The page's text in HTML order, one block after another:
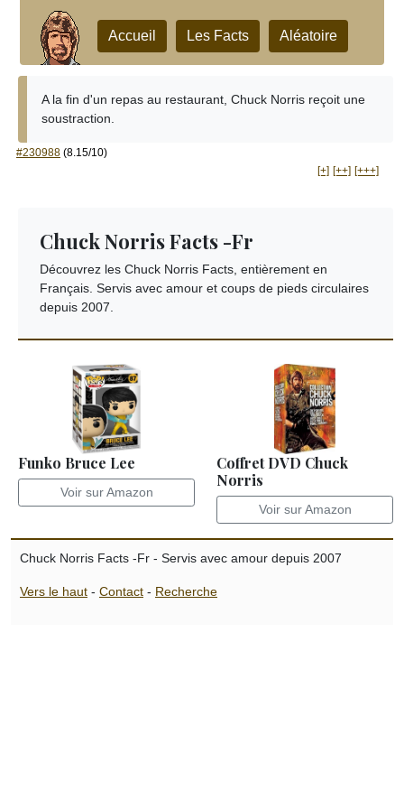
Accueil Les Facts Aléatoire
A la fin d'un repas au restaurant, Chuck Norris reçoit une
soustraction.
#230988 (8.15/10)
[+] [++] [+++]
Chuck Norris Facts -Fr
Découvrez les Chuck Norris Facts, entièrement en
Français. Servis avec amour et coups de pieds circulaires
depuis 2007.
Funko Bruce Lee
Voir sur Amazon
Coffret DVD Chuck
Norris
Voir sur Amazon
Chuck Norris Facts -Fr - Servis avec amour depuis 2007
Vers le haut - Contact - Recherche